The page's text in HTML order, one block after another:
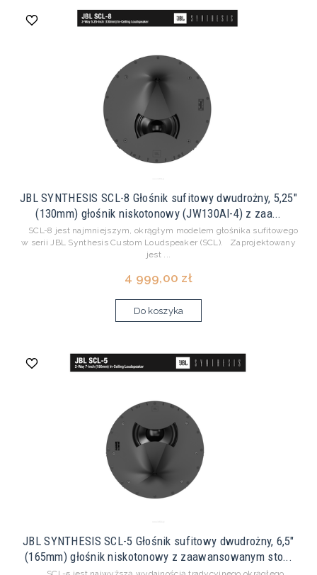
JBL SYNTHESIS SCL-8 Głośnik sufitowy dwudrożny, 5,25"
(130mm) głośnik niskotonowy (JW130Al-4) z zaa...
SCL-8 jest najmniejszym, okrągłym modelem głośnika sufitowego
w serii JBL Synthesis Custom Loudspeaker (SCL). Zaprojektowany
jest ...
4 999,00 zł
Do koszyka
JBL SYNTHESIS SCL-5 Głośnik sufitowy dwudrożny, 6,5"
(165mm) głośnik niskotonowy z zaawansowanym sto...